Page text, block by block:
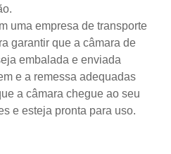
uma empresa de transporte
garantir que a câmara de
embalada e enviada
e a remessa adequadas
a câmara chegue ao seu
e esteja pronta para uso.